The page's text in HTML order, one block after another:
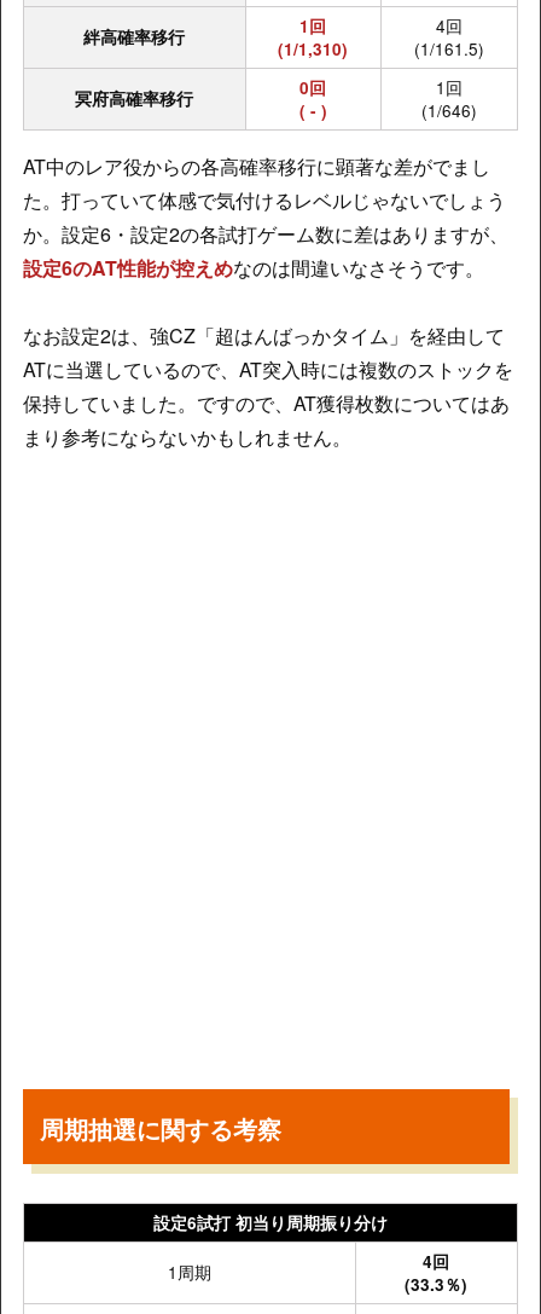
絆高確率移行
1回
(1/1,310)
4回
(1/161.5)
冥府高確率移行
0回
( - )
1回
(1/646)
AT中のレア役からの各高確率移行に顕著な差がでまし
た。打っていて体感で気付けるレベルじゃないでしょう
か。設定6・設定2の各試打ゲーム数に差はありますが、
設定6のAT性能が控えめなのは間違いなさそうです。
なお設定2は、強CZ「超はんばっかタイム」を経由して
ATに当選しているので、AT突入時には複数のストックを
保持していました。ですので、AT獲得枚数についてはあ
まり参考にならないかもしれません。
周期抽選に関する考察
設定6試打 初当り周期振り分け
1周期
4回
(33.3％)